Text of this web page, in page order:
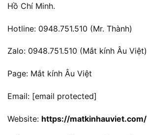
Hồ Chí Minh.
Hotline: 0948.751.510 (Mr. Thành)
Zalo: 0948.751.510 (Mắt kính Âu Việt)
Page: Mắt kính Âu Việt
Email: [email protected]
Website: https://matkinhauviet.com/